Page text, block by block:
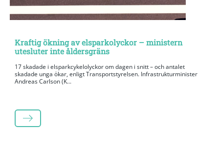
Kraftig ökning av elsparkolyckor – ministern
utesluter inte åldersgräns
17 skadade i elsparkcykelolyckor om dagen i snitt – och antalet
skadade unga ökar, enligt Transportstyrelsen. Infrastrukturminister
Andreas Carlson (K...
LÄS MER